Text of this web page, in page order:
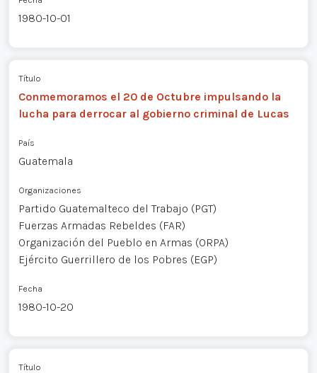
1980-10-01
Título
Conmemoramos el 20 de Octubre impulsando la
lucha para derrocar al gobierno criminal de Lucas
País
Guatemala
Organizaciones
Partido Guatemalteco del Trabajo (PGT)
Fuerzas Armadas Rebeldes (FAR)
Organización del Pueblo en Armas (ORPA)
Ejército Guerrillero de los Pobres (EGP)
Fecha
1980-10-20
Título